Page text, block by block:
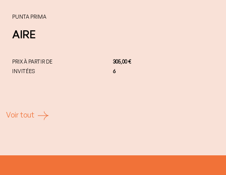
PUNTA PRIMA
AIRE
PRIX À PARTIR DE
305,00 €
INVITÉES
6
Voir tout